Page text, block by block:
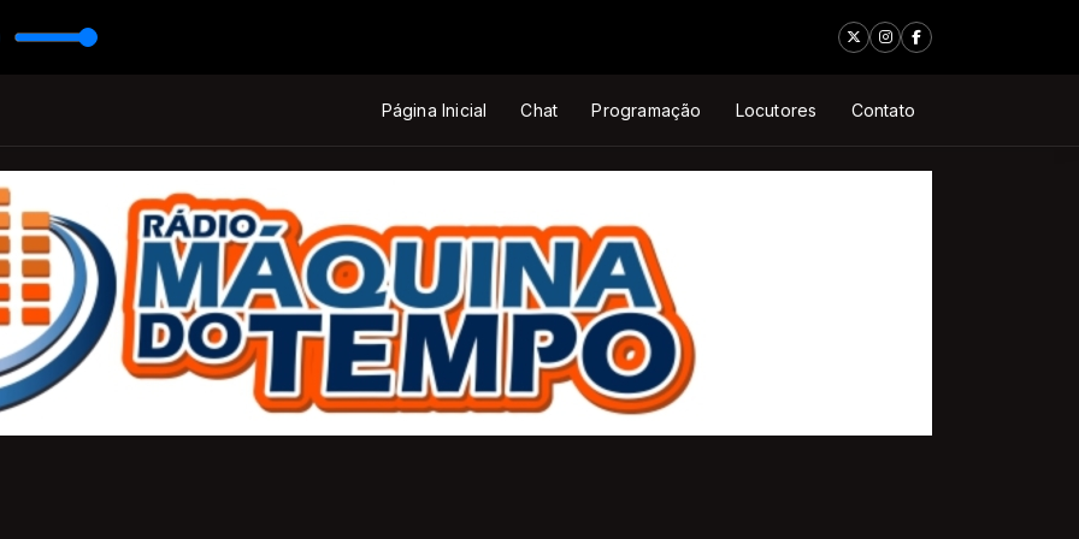
Página Inicial Chat Programação Locutores Contato